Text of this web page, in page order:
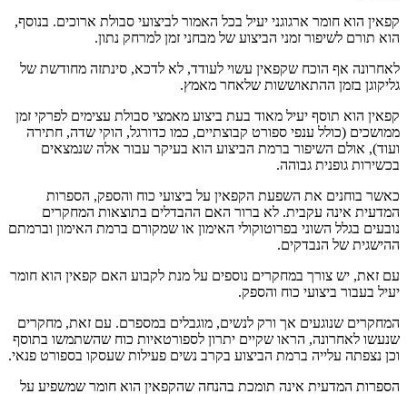
קפאין הוא חומר ארגוגני יעיל בכל האמור לביצועי סבולת ארוכים. בנוסף,
הוא תורם לשיפור זמני הביצוע של מבחני זמן למרחק נתון.
לאחרונה אף הוכח שקפאין עשוי לעודד, לא לדכא, סינתזה מחודשת של
גליקוגן בזמן ההתאוששות שלאחר מאמץ.
קפאין הוא תוסף יעיל מאוד בעת ביצוע מאמצי סבולת עצימים לפרקי זמן
ממושכים (כולל ענפי ספורט קבוצתיים, כמו כדורגל, הוקי שדה, חתירה
ועוד), אולם השיפור ברמת הביצוע הוא בעיקר עבור אלה שנמצאים
בכשירות גופנית גבוהה.
כאשר בוחנים את השפעת הקפאין על ביצועי כוח והספק, הספרות
המדעית אינה עקבית. לא ברור האם ההבדלים בתוצאות המחקרים
נובעים בגלל השוני בפרוטוקולי האימון או שמקורם ברמת האימון וברמתם
ההישגית של הנבדקים.
עם זאת, יש צורך במחקרים נוספים על מנת לקבוע האם קפאין הוא חומר
יעיל בעבור ביצועי כוח והספק.
המחקרים שנוגעים אך ורק לנשים, מוגבלים במספרם. עם זאת, מחקרים
שנעשו לאחרונה, הראו שקיים יתרון לספורטאיות כוח שהשתמשו בתוסף
וכן נצפתה עלייה ברמת הביצוע בקרב נשים פעילות שעסקו בספורט פנאי.
הספרות המדעית אינה תומכת בהנחה שהקפאין הוא חומר שמשפיע על